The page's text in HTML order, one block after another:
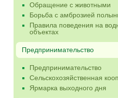
Обращение с животными
Борьба с амброзией
Правила поведения на
объектах
Предпринимательство
Предпринимательство
Сельскохозяйственная
Ярмарка выходного дня